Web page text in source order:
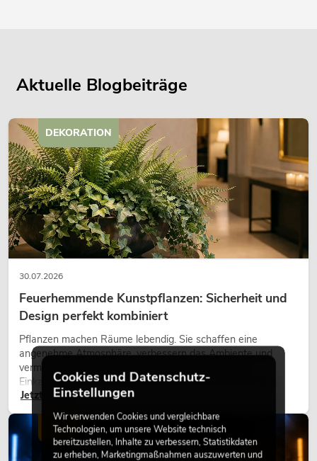
Aktuelle Blogbeiträge
30.07.2026
Feuerhemmende Kunstpflanzen: Sicherheit und
Design perfekt kombiniert
Pflanzen machen Räume lebendig. Sie schaffen eine
angenehme Atmosphäre, verbessern das Ambiente und
vermitteln Natürlichkeit. Ob in Hotels, Restaurants,
Einkaufszentren, Bürogebäuden oder auf Messeständen:
eine hochwertige Begrünung gehört heute längst zum
modernen Raumkonzept.
Jetzt lesen
DEKORATION
LICHT
Cookies und Datenschutz-
Einstellungen
Wir verwenden Cookies und vergleichbare
Technologien, um unsere Website technisch
bereitzustellen, Inhalte zu verbessern, Statistikdaten
zu erheben, Marketingmaßnahmen auszuwerten und